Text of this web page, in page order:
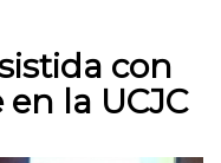
con
la UCJC